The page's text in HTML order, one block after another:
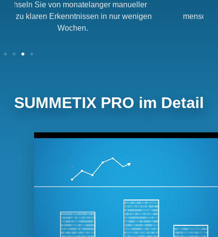
Sprachen, wobei sie eine fast
menschenähnliche Genauigkeit von bis zu 95
Prozent erreichen.
SUMMETIX PRO im Detail